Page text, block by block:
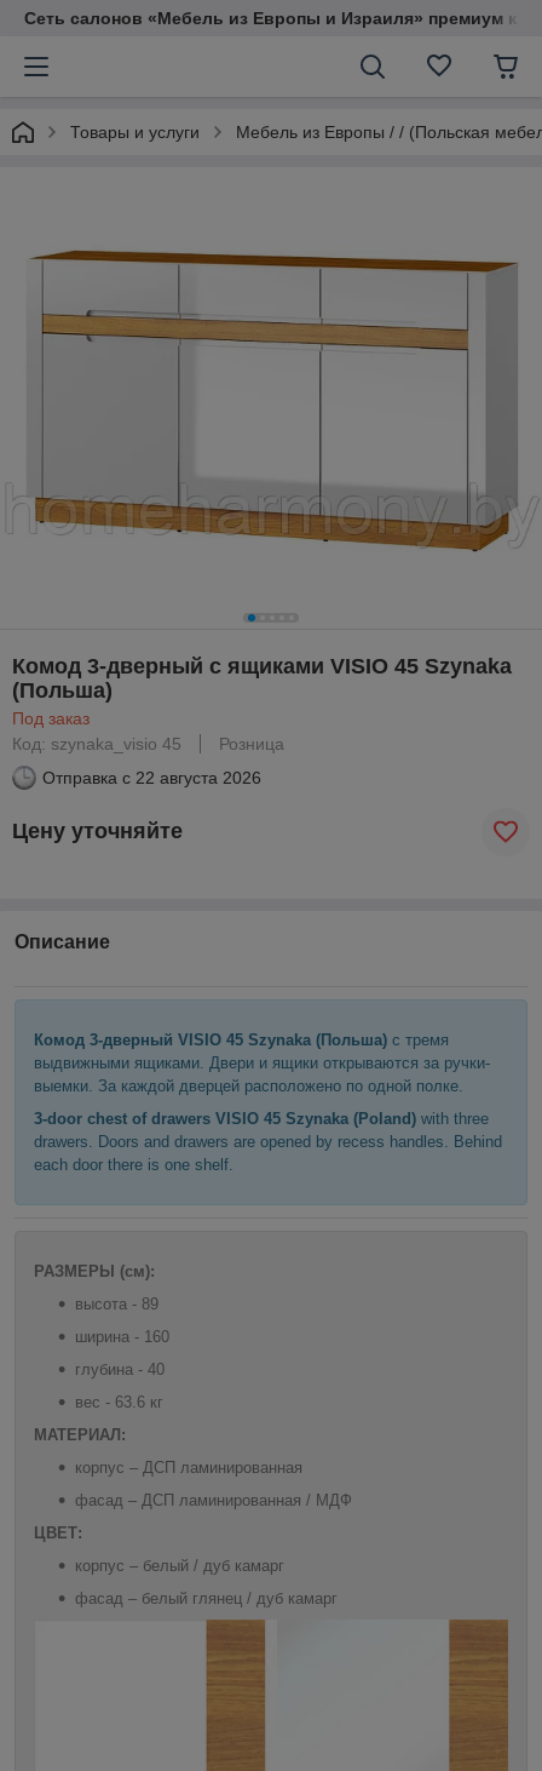
Сеть салонов «Мебель из Европы и Израиля» премиум
Товары и услуги Мебель из Европы / / (Польская
Комод 3-дверный с ящиками VISIO 45 Szynaka
(Польша)
Под заказ
Код: szynaka_visio 45
Розница
Отправка с 22 августа 2026
Цену уточняйте
Описание
Комод 3-дверный VISIO 45 Szynaka (Польша) с тремя
выдвижными ящиками. Двери и ящики открываются за ручки-
выемки. За каждой дверцей расположено по одной полке.
3-door chest of drawers VISIO 45 Szynaka (Poland) with three
drawers. Doors and drawers are opened by recess handles. Behind
each door there is one shelf.
РАЗМЕРЫ (см):
высота - 89
ширина - 160
глубина - 40
вес - 63.6 кг
МАТЕРИАЛ:
корпус – ДСП ламинированная
фасад – ДСП ламинированная / МДФ
ЦВЕТ:
корпус – белый / дуб камарг
фасад – белый глянец / дуб камарг